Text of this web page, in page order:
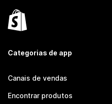
Categorias de app
Canais de vendas
Encontrar produtos